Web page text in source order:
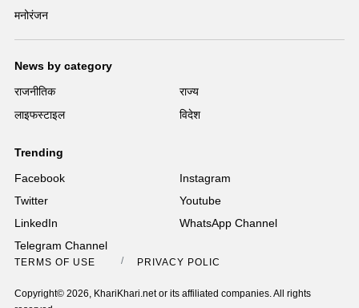
मनोरंजन
News by category
राजनीतिक
राज्य
लाइफस्टाइल
विदेश
Trending
Facebook
Instagram
Twitter
Youtube
LinkedIn
WhatsApp Channel
Telegram Channel
TERMS OF USE PRIVACY POLICY
Copyright© 2026, KhariKhari.net or its affiliated companies. All rights